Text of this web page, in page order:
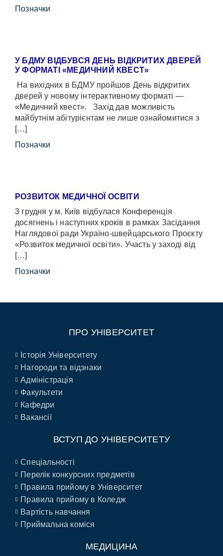
Позначки
У БДМУ ВІДБУВСЯ ДЕНЬ ВІДКРИТИХ ДВЕРЕЙ
У ФОРМАТІ «МЕДИЧНИЙ КВЕСТ»
На вихідних в БДМУ пройшов День відкритих
дверей у новому інтерактивному форматі —
«Медичний квест». Захід дав можливість
майбутнім абітурієнтам не лише ознайомитися з
[…]
Позначки
РОЗВИТОК МЕДИЧНОЇ ОСВІТИ
3 грудня у м. Київ відбулася Конференція
досягнень і наступних кроків в рамках Засідання
Наглядової ради Україно-швейцарського Проєкту
«Розвиток медичної освіти». Участь у заході від
[…]
Позначки
ПРО УНІВЕРСИТЕТ
Історія Університету
Нагороди та відзнаки
Адміністрація
Факультети
Кафедри
Вакансії
ВСТУП ДО УНІВЕРСИТЕТУ
Спеціальності
Перелік конкурсних предметів
Правила прийому в Університет
Правила прийому в Коледж
Вартість навчання
Приймальна коміся
МЕДИЦИНА